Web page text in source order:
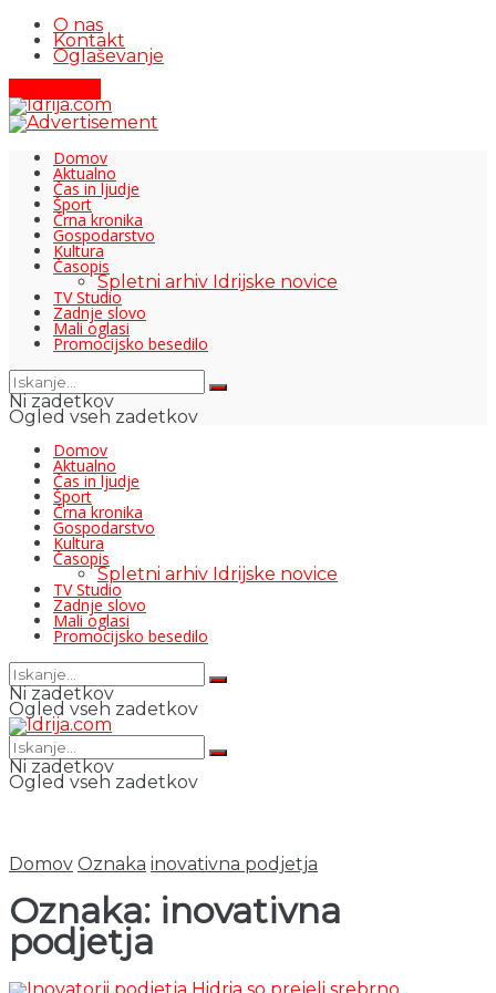
O nas
Kontakt
Oglaševanje
Domov
Aktualno
Čas in ljudje
Šport
Črna kronika
Gospodarstvo
Kultura
Časopis
Spletni arhiv Idrijske novice
TV Studio
Zadnje slovo
Mali oglasi
Promocijsko besedilo
Ni zadetkov
Ogled vseh zadetkov
Domov
Aktualno
Čas in ljudje
Šport
Črna kronika
Gospodarstvo
Kultura
Časopis
Spletni arhiv Idrijske novice
TV Studio
Zadnje slovo
Mali oglasi
Promocijsko besedilo
Ni zadetkov
Ogled vseh zadetkov
Ni zadetkov
Ogled vseh zadetkov
Domov Oznaka inovativna podjetja
Oznaka: inovativna
podjetja